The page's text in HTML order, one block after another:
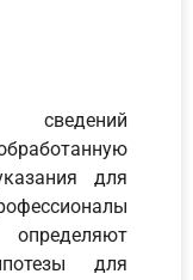
сведений
для
для